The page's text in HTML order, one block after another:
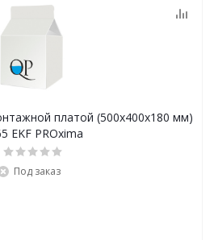
платой (500х400х180 мм)
EKF PROxima
Под заказ